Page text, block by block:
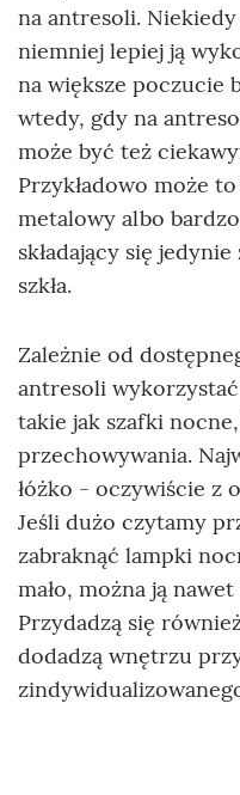
na antresoli.
niemniej lepiej ją
na większe poczucie
wtedy, gdy na
może być też
Przykładowo może
metalowy albo
składający się
szkła.
Zależnie od
antresoli
takie jak szafki
przechowywania.
łóżko - oczywiście z
Jeśli dużo czytamy
zabraknąć lampki
mało, można ją
Przydadzą się
dodadzą wnętrzu